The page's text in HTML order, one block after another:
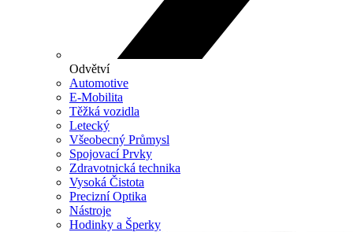
Odvětví
Automotive
E-Mobilita
Těžká vozidla
Letecký
Všeobecný Průmysl
Spojovací Prvky
Zdravotnická technika
Vysoká Čistota
Precizní Optika
Nástroje
Hodinky a Šperky